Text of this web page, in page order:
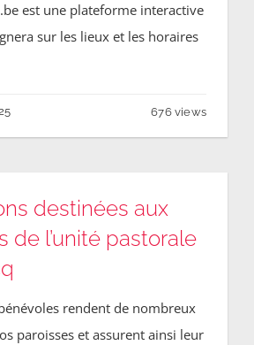
est une plateforme interactive
sur les lieux et les horaires
676 views
destinées aux
de l’unité pastorale
rendent de nombreux
paroisses et assurent ainsi leur